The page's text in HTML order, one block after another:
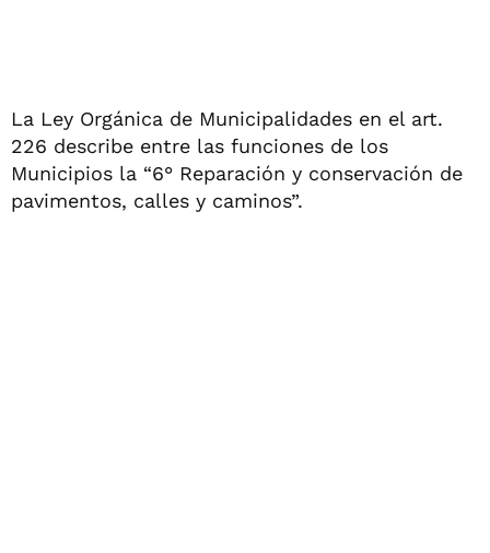
La Ley Orgánica de Municipalidades en el art.
226 describe entre las funciones de los
Municipios la “6° Reparación y conservación de
pavimentos, calles y caminos”.